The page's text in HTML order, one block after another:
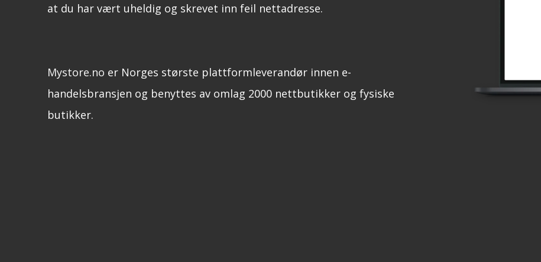
at du har vært uheldig og skrevet inn feil nettadresse.
Mystore.no er Norges største plattformleverandør innen e-
handelsbransjen og benyttes av omlag 2000 nettbutikker og fysiske
butikker.